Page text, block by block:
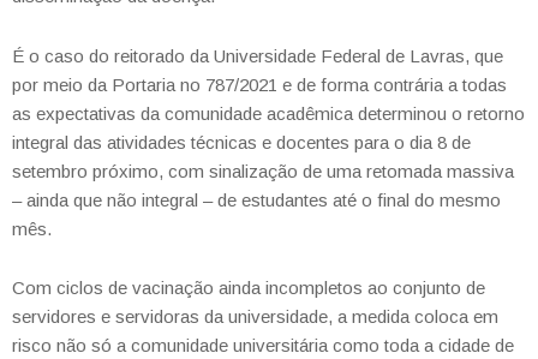
É o caso do reitorado da Universidade Federal de Lavras, que
por meio da Portaria no 787/2021 e de forma contrária a todas
as expectativas da comunidade acadêmica determinou o retorno
integral das atividades técnicas e docentes para o dia 8 de
setembro próximo, com sinalização de uma retomada massiva
– ainda que não integral – de estudantes até o final do mesmo
mês.
Com ciclos de vacinação ainda incompletos ao conjunto de
servidores e servidoras da universidade, a medida coloca em
risco não só a comunidade universitária como toda a cidade de